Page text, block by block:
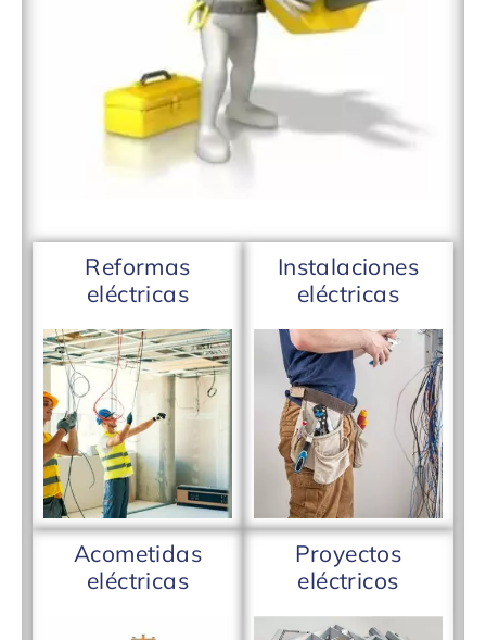
Reformas
eléctricas
Instalaciones
eléctricas
Acometidas
eléctricas
Proyectos
eléctricos